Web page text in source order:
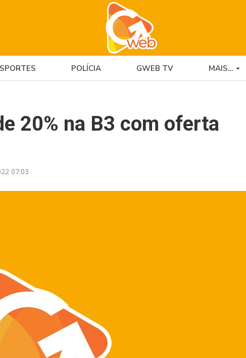
POLÍCIA GWEB TV MAIS…
20% na B3 com oferta
07:03